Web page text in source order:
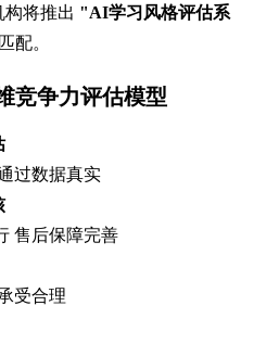
构将推出 "AI学习风格评估系
配。
竞争力评估模型
过数据真实
售后保障完善
受合理